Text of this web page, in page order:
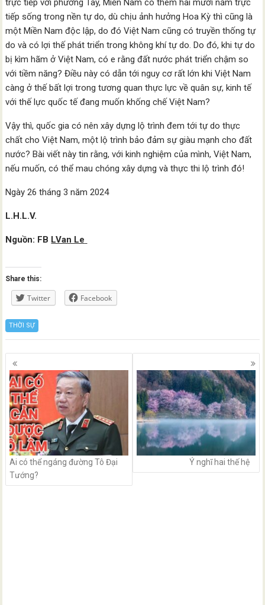
trực tiếp với phương Tây, Miền Nam có thêm hai mươi năm trực
tiếp sống trong nền tự do, dù chịu ảnh hưởng Hoa Kỳ thì cũng là
một Miền Nam độc lập, do đó Việt Nam cũng có truyền thống tự
do và có lợi thế phát triển trong không khí tự do. Do đó, khi tự do
bị kìm hãm ở Việt Nam, có e rằng đất nước phát triển chậm so
với tiềm năng? Điều này có dẫn tới nguy cơ rất lớn khi Việt Nam
càng ở thế bất lợi trong tương quan thực lực về quân sự, kinh tế
với thế lực quốc tế đang muốn khống chế Việt Nam?
Vậy thì, quốc gia có nên xây dựng lộ trình đem tới tự do thực
chất cho Việt Nam, một lộ trình bảo đảm sự giàu mạnh cho đất
nước? Bài viết này tin rằng, với kinh nghiệm của mình, Việt Nam,
nếu muốn, có thể mau chóng xây dựng và thực thi lộ trình đó!
Ngày 26 tháng 3 năm 2024
L.H.L.V.
Nguồn: FB LVan Le
Share this:
Twitter Facebook
THỜI SỰ
Posts
navigation
Ai có thể ngáng đường Tô Đại
Tướng?
Ý nghĩ hai thế hệ